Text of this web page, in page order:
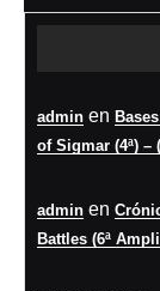
admin en
of Sigmar (4ª) –
admin en
Battles (6ª